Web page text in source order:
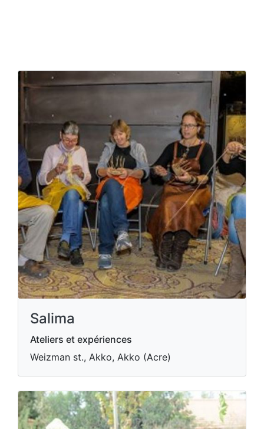
Salima
Ateliers et expériences
Weizman st., Akko, Akko (Acre)